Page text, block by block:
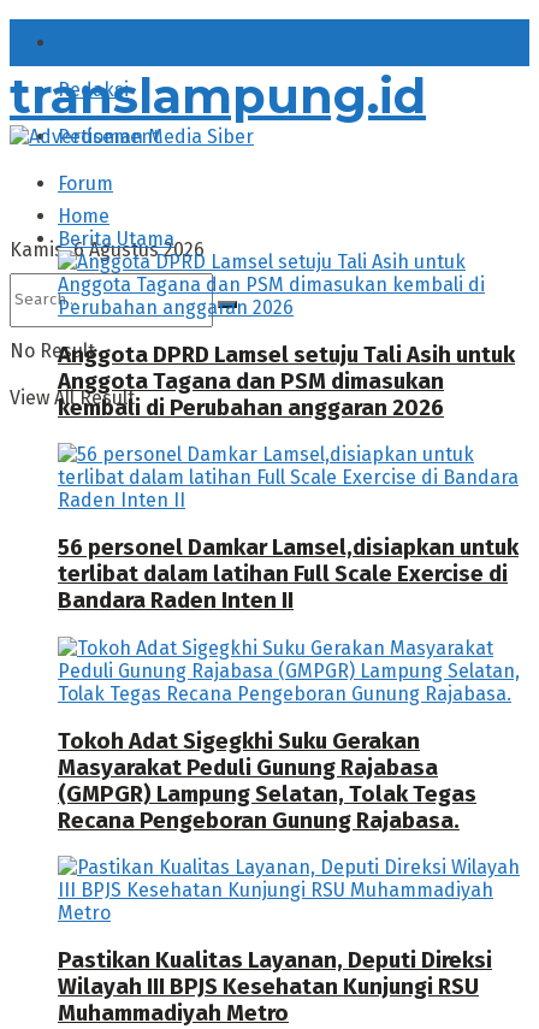
Redaksi
Pedoman Media Siber
Forum
Kamis, 6 Agustus 2026
No Result
View All Result
translampung.id
Home
Berita Utama
Anggota DPRD Lamsel setuju Tali Asih untuk
Anggota Tagana dan PSM dimasukan
kembali di Perubahan anggaran 2026
56 personel Damkar Lamsel,disiapkan untuk
terlibat dalam latihan Full Scale Exercise di
Bandara Raden Inten II
Tokoh Adat Sigegkhi Suku Gerakan
Masyarakat Peduli Gunung Rajabasa
(GMPGR) Lampung Selatan, Tolak Tegas
Recana Pengeboran Gunung Rajabasa.
Pastikan Kualitas Layanan, Deputi Direksi
Wilayah III BPJS Kesehatan Kunjungi RSU
Muhammadiyah Metro